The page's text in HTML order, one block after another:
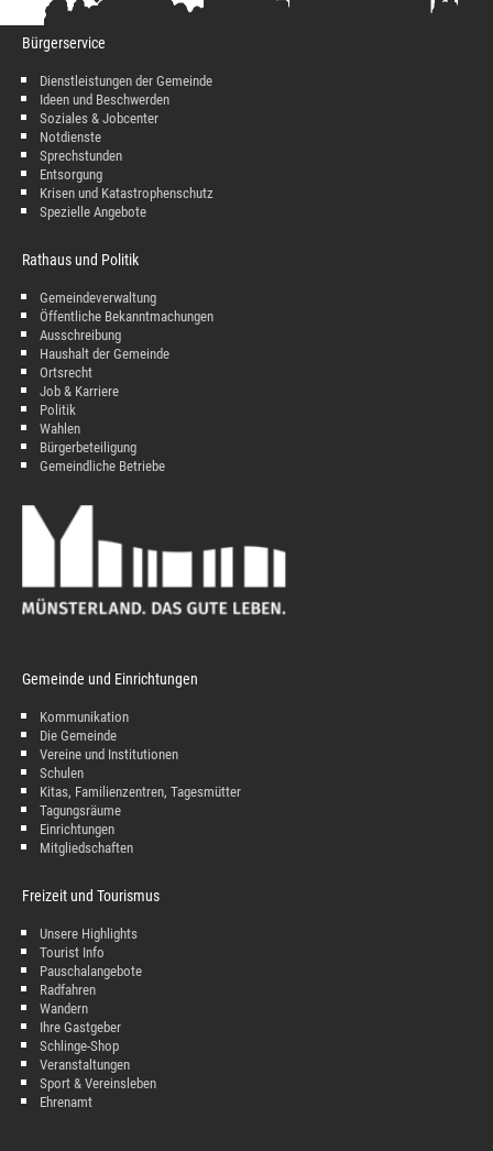
Bürgerservice
Dienstleistungen der Gemeinde
Ideen und Beschwerden
Soziales & Jobcenter
Notdienste
Sprechstunden
Entsorgung
Krisen und Katastrophenschutz
Spezielle Angebote
Rathaus und Politik
Gemeindeverwaltung
Öffentliche Bekanntmachungen
Ausschreibung
Haushalt der Gemeinde
Ortsrecht
Job & Karriere
Politik
Wahlen
Bürgerbeteiligung
Gemeindliche Betriebe
Gemeinde und Einrichtungen
Kommunikation
Die Gemeinde
Vereine und Institutionen
Schulen
Kitas, Familienzentren, Tagesmütter
Tagungsräume
Einrichtungen
Mitgliedschaften
Freizeit und Tourismus
Unsere Highlights
Tourist Info
Pauschalangebote
Radfahren
Wandern
Ihre Gastgeber
Schlinge-Shop
Veranstaltungen
Sport & Vereinsleben
Ehrenamt